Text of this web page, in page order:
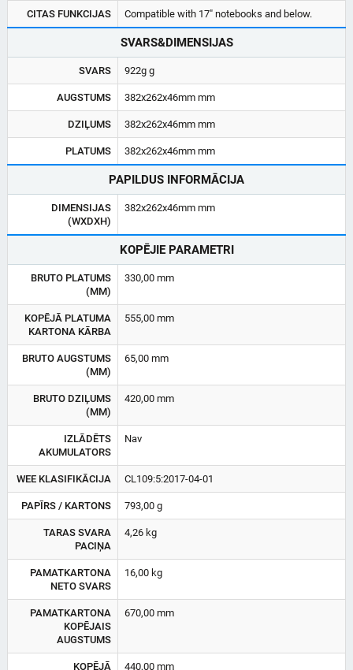
CITAS FUNKCIJAS Compatible with 17" notebooks and below.
SVARS&DIMENSIJAS
SVARS 922g g
AUGSTUMS 382x262x46mm mm
DZIĻUMS 382x262x46mm mm
PLATUMS 382x262x46mm mm
PAPILDUS INFORMĀCIJA
DIMENSIJAS
(WXDXH)
382x262x46mm mm
KOPĒJIE PARAMETRI
BRUTO PLATUMS
(MM)
330,00 mm
KOPĒJĀ PLATUMA
KARTONA KĀRBA
555,00 mm
BRUTO AUGSTUMS
(MM)
65,00 mm
BRUTO DZIĻUMS
(MM)
420,00 mm
IZLĀDĒTS
AKUMULATORS
Nav
WEE KLASIFIKĀCIJA CL109:5:2017-04-01
PAPĪRS / KARTONS 793,00 g
TARAS SVARA
PACIŅA
4,26 kg
PAMATKARTONA
NETO SVARS
16,00 kg
PAMATKARTONA
KOPĒJAIS
AUGSTUMS
670,00 mm
KOPĒJĀ
440,00 mm